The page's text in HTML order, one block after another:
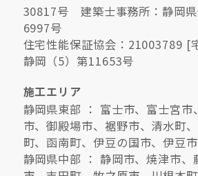
30817号 建築士事務所：静岡
6997号
住宅性能保証協会：21003789 [
静岡（5）第11653号
施工エリア
静岡県東部 ： 富士市、富士宮市
市、御殿場市、裾野市、清水町
町、函南町、伊豆の国市、伊豆
静岡県中部 ： 静岡市、焼津市、